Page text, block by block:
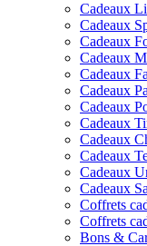
Cadeaux
Cadeaux
Cadeaux
Cadeaux
Cadeaux
Cadeaux
Cadeaux
Cadeaux
Cadeaux
Cadeaux
Cadeaux
Cadeaux
Coffrets
Coffrets
Bons &